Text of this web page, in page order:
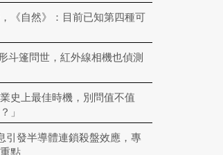
《自然》：目前已知第四種可
斗篷問世，紅外線相機也偵測
史上最佳時機，別問值不值
」
引發半導體連鎖殺盤效應，專
點